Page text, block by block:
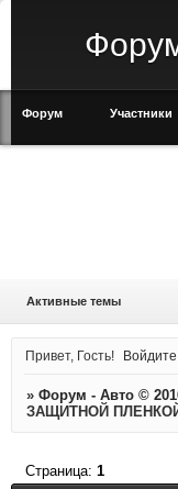
Форум Участники
Активные темы
Привет, Гость! Войдите
» Форум - Авто ©
ЗАЩИТНОЙ
Страница: 1